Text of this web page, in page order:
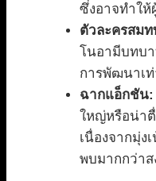
ซึ่งอาจทำให้
ตัวละครสม
โนอามีบทบ
การพัฒนาเ
ฉากแอ็กชัน:
ใหญ่หรือน่า
เนื่องจากมุ่
พบมากกว่าส